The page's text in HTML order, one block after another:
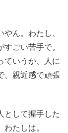
ん。わたし、
ごい苦手で。
ていうか、人に
、親近感で頑張
として握手した
たしは。